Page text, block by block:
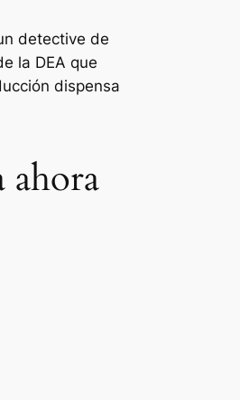
detective de
la DEA que
dispensa
ahora